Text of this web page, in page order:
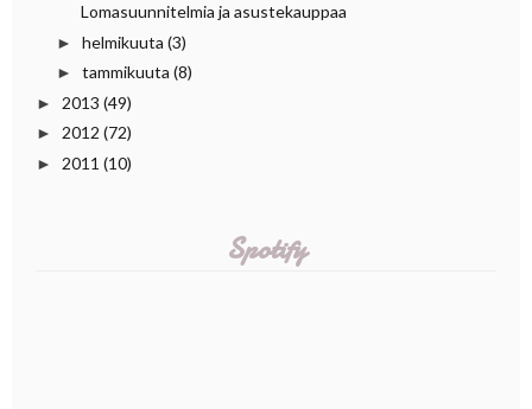
Lomasuunnitelmia ja asustekauppaa
► helmikuuta (3)
► tammikuuta (8)
► 2013 (49)
► 2012 (72)
► 2011 (10)
Spotify